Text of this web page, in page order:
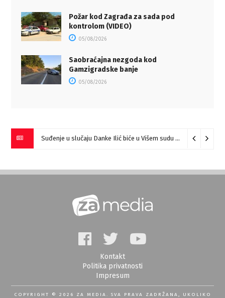
Požar kod Zagrađa za sada pod
kontrolom (VIDEO)
05/08/2026
Saobraćajna nezgoda kod
Gamzigradske banje
05/08/2026
Suđenje u slučaju Danke Ilić biće u Višem sudu u Negotinu?
Kontakt
Politika privatnosti
Impresum
COPYRIGHT © 2026 ZA MEDIA. SVA PRAVA ZADRŽANA, UKOLIKO